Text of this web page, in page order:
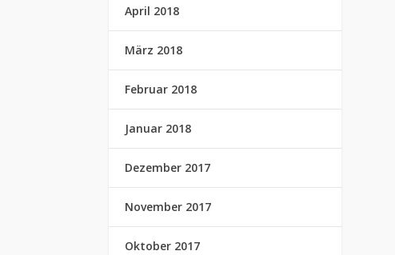
April 2018
März 2018
Februar 2018
Januar 2018
Dezember 2017
November 2017
Oktober 2017